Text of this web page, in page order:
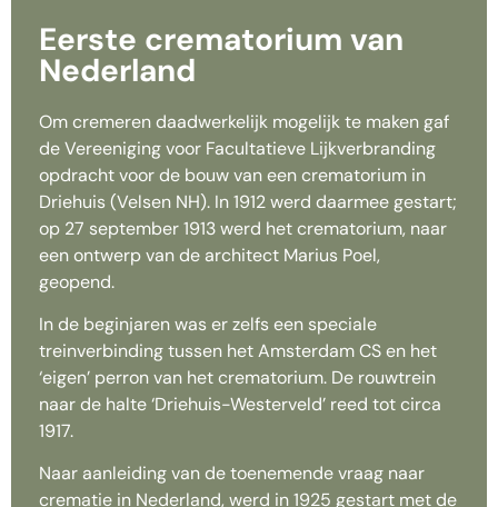
Eerste crematorium van
Nederland​
Om cremeren daadwerkelijk mogelijk te maken gaf
de Vereeniging voor Facultatieve Lijkverbranding
opdracht voor de bouw van een crematorium in
Driehuis (Velsen NH). In 1912 werd daarmee gestart;
op 27 september 1913 werd het crematorium, naar
een ontwerp van de architect Marius Poel,
geopend.
In de beginjaren was er zelfs een speciale
treinverbinding tussen het Amsterdam CS en het
‘eigen’ perron van het crematorium. De rouwtrein
naar de halte ‘Driehuis-Westerveld’ reed tot circa
1917.
Naar aanleiding van de toenemende vraag naar
crematie in Nederland, werd in 1925 gestart met de